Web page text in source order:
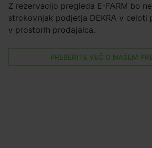
Z rezervacijo pregleda E-FARM bo
strokovnjak podjetja DEKRA v celoti
v prostorih prodajalca.
PREBERITE VEČ O NAŠEM